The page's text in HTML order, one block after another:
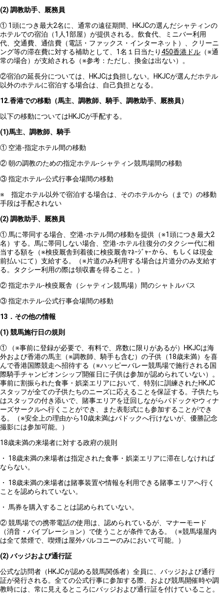
(2) 調教助手、厩務員
① 1頭につき最大2名に、通常の遠征期間、HKJCの選んだシャティンの
ホテルでの宿泊（1人1部屋）が提供される。飲食代、ミニバー利用
代、交通費、通信費（電話・ファックス・インターネット）、クリーニ
ング等の滞在費に対する補助として、1名１日当たり 450香港ドル （※通
常の場合）が支給される（※参考：ただし、換金は出ない）。
②宿泊の延長分については、HKJCは負担しない。HKJCが選んだホテル
以外のホテルに宿泊する場合は、自己負担となる。
12.香港での移動（馬主、調教師、騎手、調教助手、厩務員）
以下の移動についてはHKJCが手配する。
(1)馬主、調教師、騎手
① 空港-指定ホテル間の移動
② 朝の調教のための指定ホテル-シャティン競馬場間の移動
③ 指定ホテル-公式行事会場間の移動
※ 指定ホテル以外で宿泊する場合は、そのホテルから（まで）の移動
手段は手配されない
(2) 調教助手、厩務員
① 馬に帯同する場合、空港-ホテル間の移動を提供（※1頭につき最大2
名）する。馬に帯同しない場合、空港-ホテル往復分のタクシー代に相
当する額を（※検疫厩舎到着後に検疫厩舎ﾏﾈｰｼﾞｬｰから、もしくは現金
前払いにて）支給する。（※片道のみ利用する場合は片道分のみ支給す
る。タクシー利用の際は領収書を得ること。）
② 指定ホテル-検疫厩舎（シャティン競馬場）間のシャトルバス
③ 指定ホテル-公式行事会場間の移動
13 ．その他の情報
(1) 競馬施行日の規則
① （※事前に登録が必要で、有料で、席数に限りがあるが）HKJCは海
外および香港の馬主（※調教師、騎手も含む）の子供（18歳未満）を喜
んで香港国際競走へ招待する（※ハッピーバレー競馬場で施行される国
際騎手チャンピオンシップ開催日に子供は参加が認められていない）。
事前に割振られた食事・娯楽エリアにおいて、特別に訓練されたHKJC
スタッフが全ての子供たちのニーズに応えることを保証する。子供たち
はスタッフの付き添いで、賭事エリアを迂回しながらパドックやウィナ
ーズサークルへ行くことができ、また表彰式にも参加することができ
る。（※安全上の理由から10歳未満はパドックへ行けないが、優勝記念
撮影には参加可能。）
18歳未満の来場者に対する政府の規則
・ 18歳未満の来場者は指定された食事・娯楽エリアに滞在しなければ
ならない。
・ 18歳未満の来場者は賭事装置や情報を利用できる賭事エリアへ行く
ことを認められていない。
・ 馬券を購入することは認められていない。
② 競馬場での携帯電話の使用は、認められているが、マナーモード
（消音・バイブレーション）で使うことが条件である。（※競馬場屋内
は全て禁煙で、喫煙は屋外バルコニーのみにおいて可能。）
(2) バッジおよび通行証
公式な訪問者（HKJCが認める競馬関係者）全員に、バッジおよび通行
証が発行される。全ての公式行事に参加する際、および競馬開催時や調
教時には、常に見えるところにバッジおよび通行証を付けていること。